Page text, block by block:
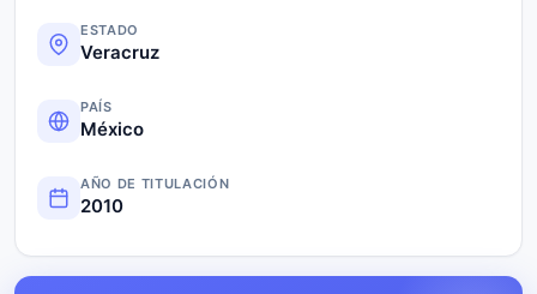
ESTADO
Veracruz
PAÍS
México
AÑO DE TITULACIÓN
2010